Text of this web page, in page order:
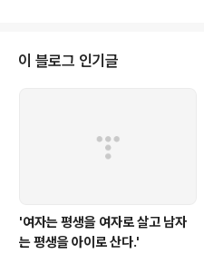
4229931팟빵: http://
04?e=22596768 공감은 로그인이 필요
이 블로그 인기글
'여자는 평생을 여자로 살고 남자
는 평생을 아이로 산다.'